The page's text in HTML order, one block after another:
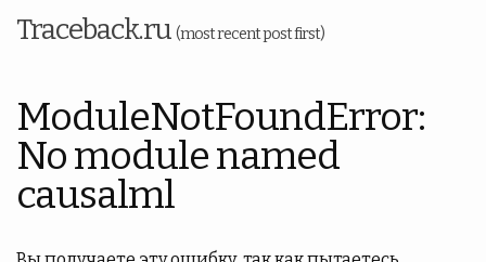
Traceback.ru (most recent post first)
ModuleNotFoundError:
No module named
causalml